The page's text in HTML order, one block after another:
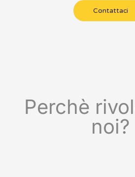
Contattaci
Perchè
noi?